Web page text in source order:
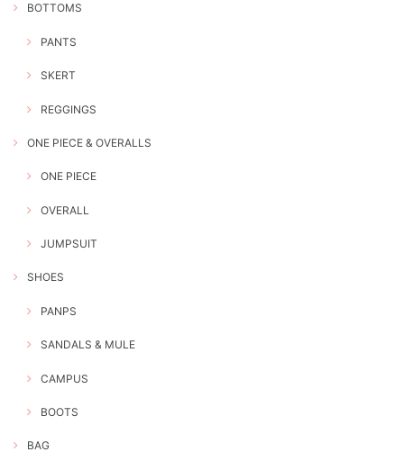
BOTTOMS
PANTS
SKERT
REGGINGS
ONE PIECE & OVERALLS
ONE PIECE
OVERALL
JUMPSUIT
SHOES
PANPS
SANDALS & MULE
CAMPUS
BOOTS
BAG